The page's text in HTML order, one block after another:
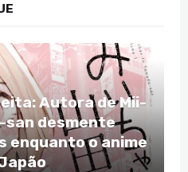
Autora de Mii-
san desmente
enquanto o anime